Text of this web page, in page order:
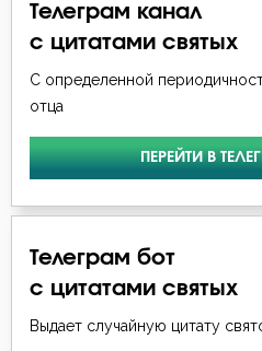
Зло
Крест
Крещение
Любовь
Молитва
Феодор Студит
Феофан Затворник
Телеграм канал
с цитатами святых
С определенной
отца
ПЕРЕЙТИ В
Телеграм бот
с цитатами святых
Выдает случайную цитату